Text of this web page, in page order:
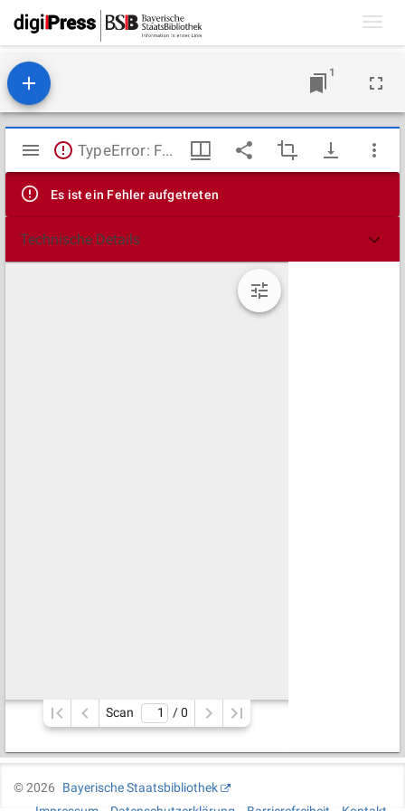
1
Mirador
Viewer
TypeError: Failed to fetch
Es ist ein Fehler aufgetreten
Technische Details
Scan / 0
©2026
Bayerische Staatsbibliothek